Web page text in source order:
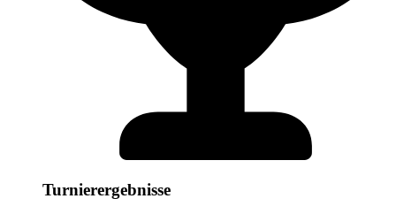
Turnierergebnisse